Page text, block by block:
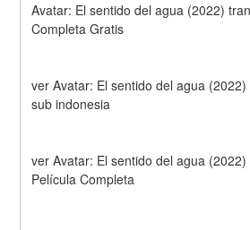
Avatar: El sentido del agua (2022)
Completa Gratis
ver Avatar: El sentido del agua
sub indonesia
ver Avatar: El sentido del agua
Película Completa